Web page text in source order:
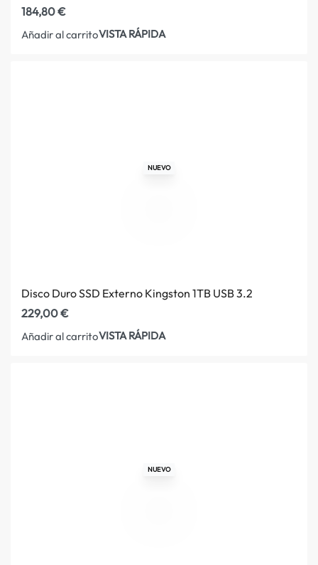
184,80€
Añadir al carritoVISTA RÁPIDA
NUEVO
Disco Duro SSD Externo Kingston 1TB USB 3.2
229,00€
Añadir al carritoVISTA RÁPIDA
NUEVO